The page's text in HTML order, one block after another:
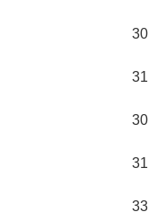
30
31
30
31
33